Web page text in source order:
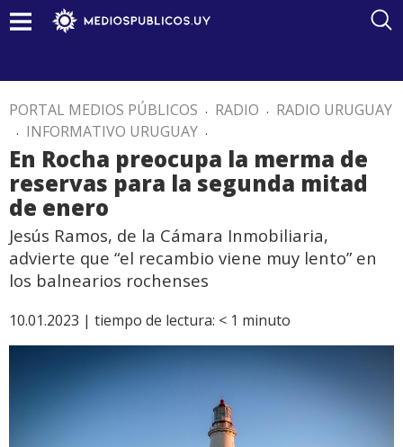
PORTAL MEDIOS PÚBLICOS . RADIO . RADIO URUGUAY
. INFORMATIVO URUGUAY .
En Rocha preocupa la merma de
reservas para la segunda mitad
de enero
Jesús Ramos, de la Cámara Inmobiliaria,
advierte que “el recambio viene muy lento” en
los balnearios rochenses
10.01.2023 | tiempo de lectura: < 1 minuto